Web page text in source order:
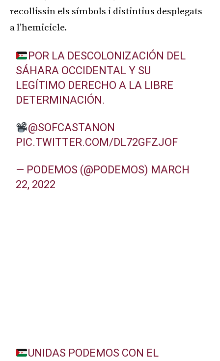
recollissin els símbols i distintius desplegats
a l’hemicicle.
POR LA DESCOLONIZACIÓN DEL
SÁHARA OCCIDENTAL Y SU
LEGÍTIMO DERECHO A LA LIBRE
DETERMINACIÓN.
@SOFCASTANON
PIC.TWITTER.COM/DL72GFZJOF
— PODEMOS (@PODEMOS) MARCH
22, 2022
UNIDAS PODEMOS CON EL